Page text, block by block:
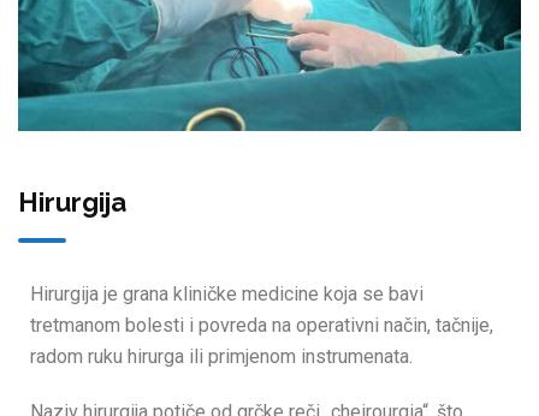
Hirurgija
Hirurgija je grana kliničke medicine koja se bavi
tretmanom bolesti i povreda na operativni način, tačnije,
radom ruku hirurga ili primjenom instrumenata.
Naziv hirurgija potiče od grčke reči „cheirourgia“, što